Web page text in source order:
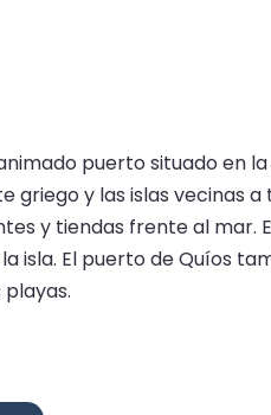
puerto situado en
griego y las islas vecinas
y tiendas frente al mar.
isla. El puerto de Quíos